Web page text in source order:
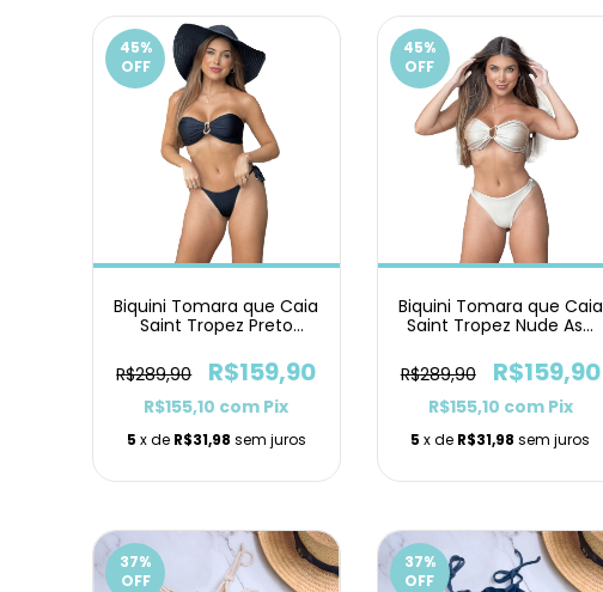
45%
OFF
Biquini Tomara que Caia
Saint Tropez Preto
R$289,90
R$159,90
R$155,10 com Pix
5 x de R$31,98 sem juros
45%
OFF
Biquini Tomara que Caia
Saint Tropez Nude Asa
R$289,90
R$159,90
R$155,10 com Pix
5 x de R$31,98 sem juros
37%
OFF
37%
OFF